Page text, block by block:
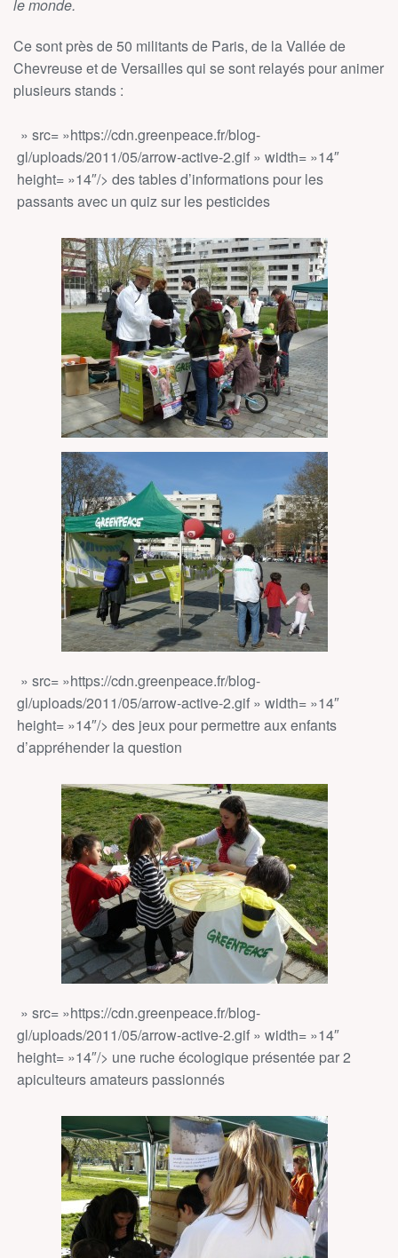
le monde.
Ce sont près de 50 militants de Paris, de la Vallée de
Chevreuse et de Versailles qui se sont relayés pour animer
plusieurs stands :
» src= »https://cdn.greenpeace.fr/blog-
gl/uploads/2011/05/arrow-active-2.gif » width= »14″
height= »14″/> des tables d’informations pour les
passants avec un quiz sur les pesticides
» src= »https://cdn.greenpeace.fr/blog-
gl/uploads/2011/05/arrow-active-2.gif » width= »14″
height= »14″/> des jeux pour permettre aux enfants
d’appréhender la question
» src= »https://cdn.greenpeace.fr/blog-
gl/uploads/2011/05/arrow-active-2.gif » width= »14″
height= »14″/> une ruche écologique présentée par 2
apiculteurs amateurs passionnés